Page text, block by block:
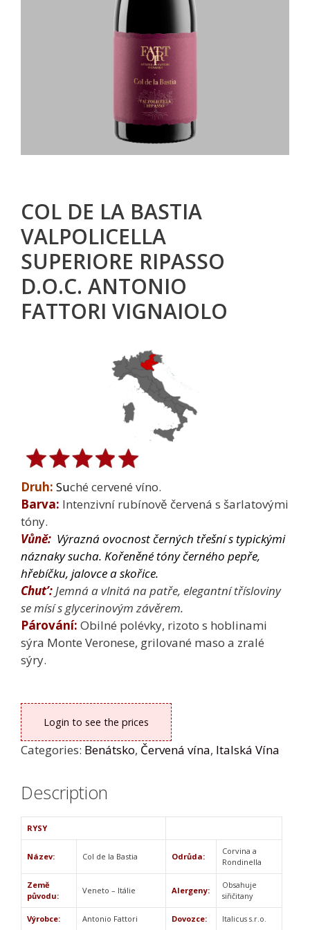
COL DE LA BASTIA
VALPOLICELLA
SUPERIORE RIPASSO
D.O.C. ANTONIO
FATTORI VIGNAIOLO
Druh: Suché cervené víno.
Barva: Intenzivní rubínově červená s šarlatovými
tóny.
Vůně: Výrazná ovocnost černých třešní s typickými
náznaky sucha. Kořeněné tóny černého pepře,
hřebíčku, jalovce a skořice.
Chut’:Jemná a vlnitá na patře, elegantní třísloviny
se mísí s glycerinovým závěrem.
Párování: Obilné polévky, rizoto s hoblinami
sýra Monte Veronese, grilované maso a zralé
sýry.
Login to see the prices
Categories: Benátsko, Červená vína, Italská Vína
Description
RYSY
Název: Col de la Bastia Odrůda:
Corvina a
Rondinella
Země
původu:
Veneto – Itálie Alergeny:
Obsahuje
siřičitany
Výrobce: Antonio Fattori Dovozce: Italicus s.r.o.